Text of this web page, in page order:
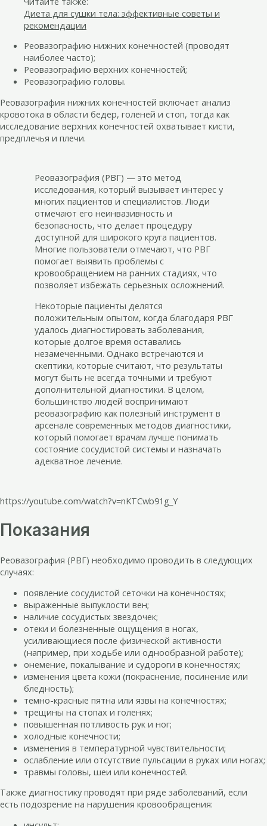
Диета для сушки тела: эффективные советы и
рекомендации
Реовазографию нижних конечностей (проводят
наиболее часто);
Реовазографию верхних конечностей;
Реовазографию головы.
Реовазография нижних конечностей включает анализ
кровотока в области бедер, голеней и стоп, тогда как
исследование верхних конечностей охватывает кисти,
предплечья и плечи.
Реовазография (РВГ) — это метод
исследования, который вызывает интерес у
многих пациентов и специалистов. Люди
отмечают его неинвазивность и
безопасность, что делает процедуру
доступной для широкого круга пациентов.
Многие пользователи отмечают, что РВГ
помогает выявить проблемы с
кровообращением на ранних стадиях, что
позволяет избежать серьезных осложнений.
Некоторые пациенты делятся
положительным опытом, когда благодаря РВГ
удалось диагностировать заболевания,
которые долгое время оставались
незамеченными. Однако встречаются и
скептики, которые считают, что результаты
могут быть не всегда точными и требуют
дополнительной диагностики. В целом,
большинство людей воспринимают
реовазографию как полезный инструмент в
арсенале современных методов диагностики,
который помогает врачам лучше понимать
состояние сосудистой системы и назначать
адекватное лечение.
https://youtube.com/watch?v=nKTCwb91g_Y
Показания
Реовазография (РВГ) необходимо проводить в следующих
случаях:
появление сосудистой сеточки на конечностях;
выраженные выпуклости вен;
наличие сосудистых звездочек;
отеки и болезненные ощущения в ногах,
усиливающиеся после физической активности
(например, при ходьбе или однообразной работе);
онемение, покалывание и судороги в конечностях;
изменения цвета кожи (покраснение, посинение или
бледность);
темно-красные пятна или язвы на конечностях;
трещины на стопах и голенях;
повышенная потливость рук и ног;
холодные конечности;
изменения в температурной чувствительности;
ослабление или отсутствие пульсации в руках или ногах;
травмы головы, шеи или конечностей.
Также диагностику проводят при ряде заболеваний, если
есть подозрение на нарушения кровообращения: